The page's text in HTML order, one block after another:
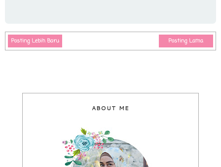
Posting Lebih Baru Posting Lama
ABOUT ME